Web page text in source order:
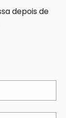
depois de